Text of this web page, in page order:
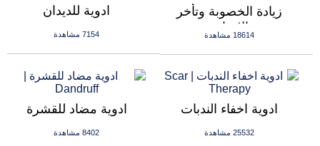
ادوية للديدان
7154 مشاهدة
زيادة الخصوبة وتأخر
الانجاب
18614 مشاهدة
ادوية مضاد للقشرة
8402 مشاهدة
ادوية اخفاء الندبات
25532 مشاهدة